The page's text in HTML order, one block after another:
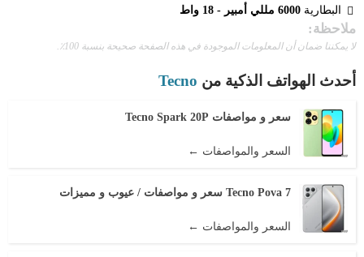
البطارية 6000 مللي أمبير - 18 واط
ملاحظة:
لا يمكننا ضمان أن المعلومات الموجودة في هذه الصفحة صحيحة بنسبة 100٪.
أحدث الهواتف الذكية من Tecno
سعر و مواصفات Tecno Spark 20P
السعر والمواصفات ←
Tecno Pova 7 سعر و مواصفات / عيوب و مميزات
السعر والمواصفات ←